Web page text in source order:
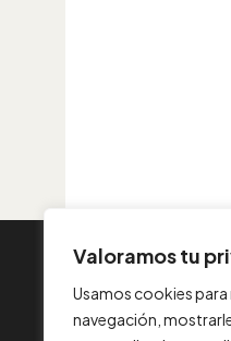
Valoramos tu
Usamos cookies para
navegación,
INFORMACIÓN
Contacta con
Aviso legal